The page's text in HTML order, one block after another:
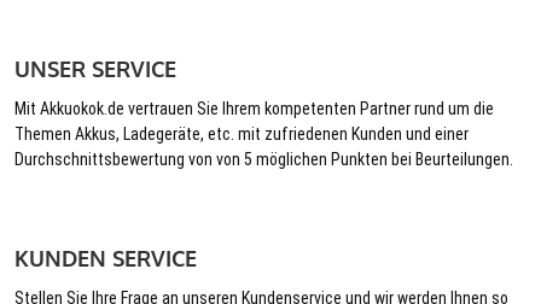
UNSER SERVICE
Mit Akkuokok.de vertrauen Sie Ihrem kompetenten Partner rund um die
Themen Akkus, Ladegeräte, etc. mit zufriedenen Kunden und einer
Durchschnittsbewertung von von 5 möglichen Punkten bei Beurteilungen.
KUNDEN SERVICE
Stellen Sie Ihre Frage an unseren Kundenservice und wir werden Ihnen so